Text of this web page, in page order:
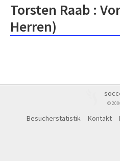
Torsten Raab :
Herren)
©
Besucherstatistik Kontakt